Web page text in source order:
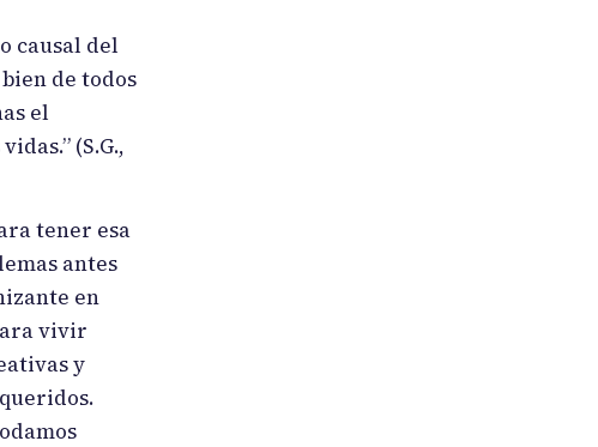
causal del
de todos
el
(S.G.,
tener esa
antes
en
vivir
y